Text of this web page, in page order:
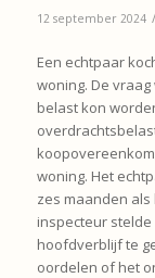
12 september 2024 /
Een echtpaar
woning. De
belast kon
woning. Het
zes maanden
inspecteur
hoofdverblijf te
oordelen of het